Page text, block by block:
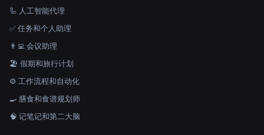
🦾 人工智能代理
✅ 任务和个人助理
👨‍💻 会议助理
🏖 假期和旅行计划
⚙️ 工作流程和自动化
🍳 膳食和食谱规划师
🧠 记笔记和第二大脑